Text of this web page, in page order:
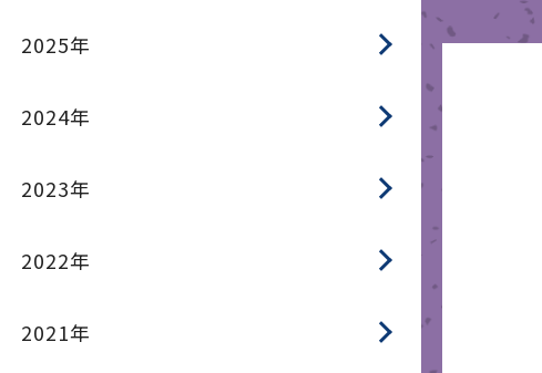
2025年
2024年
2023年
2022年
2021年